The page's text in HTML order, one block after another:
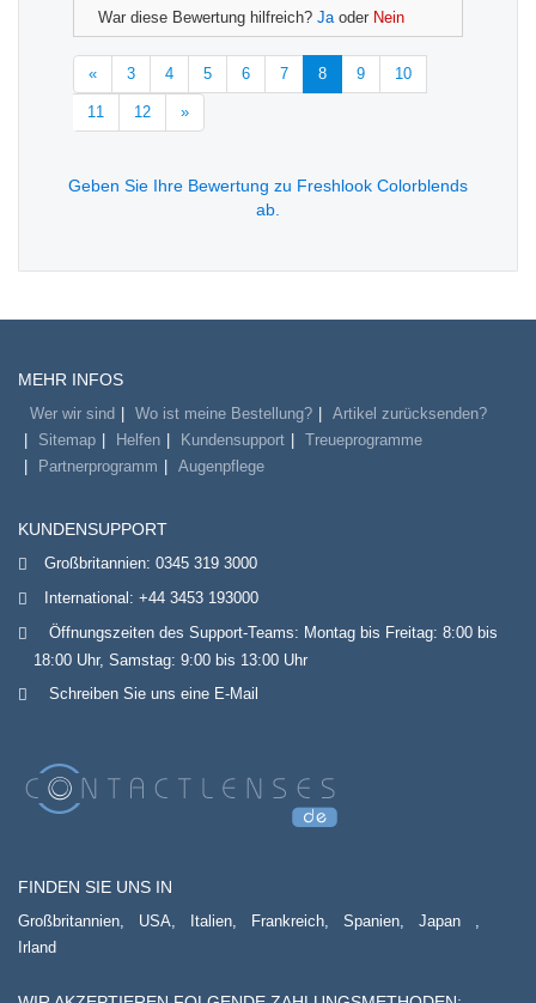
War diese Bewertung hilfreich? Jaoder Nein
« 3 4 5 6 7 8 9 10
11 12 »
Geben Sie Ihre Bewertung zu Freshlook Colorblends
ab.
MEHR INFOS
Wer wir sind Wo ist meine Bestellung?
Artikel zurücksenden?
Sitemap
Helfen Kundensupport
Treueprogramme
Partnerprogramm
Augenpflege
KUNDENSUPPORT
Großbritannien: 0345 319 3000
International: +44 3453 193000
Öffnungszeiten des Support-Teams: Montag bis Freitag: 8:00 bis
18:00 Uhr, Samstag: 9:00 bis 13:00 Uhr
Schreiben Sie uns eine E-Mail
FINDEN SIE UNS IN
Großbritannien, USA, Italien, Frankreich, Spanien, Japan
,
Irland